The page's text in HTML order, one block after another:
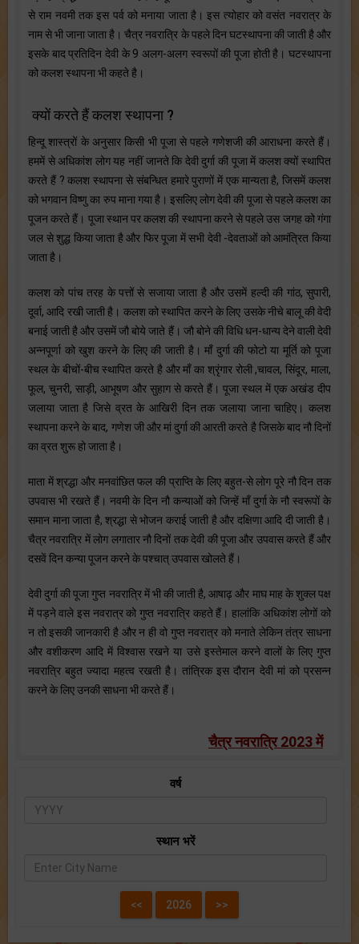
से राम नवमी तक इस पर्व को मनाया जाता है। इस त्योहार को वसंत नवरात्र के
नाम से भी जाना जाता है। चैत्र नवरात्रि के पहले दिन घटस्थापना की जाती है और
इसके बाद प्रतिदिन देवी के 9 अलग-अलग स्वरूपों की पूजा होती है। घटस्थापना
को कलश स्थापना भी कहते है।
क्यों करते हैं कलश स्थापना ?
हिन्दू शास्त्रों के अनुसार किसी भी पूजा से पहले गणेशजी की आराधना करते हैं।
हममें से अधिकांश लोग यह नहीं जानते कि देवी दुर्गा की पूजा में कलश क्यों स्थापित
करते हैं ? कलश स्थापना से संबन्धित हमारे पुराणों में एक मान्यता है, जिसमें कलश
को भगवान विष्णु का रुप माना गया है। इसलिए लोग देवी की पूजा से पहले कलश का
पूजन करते हैं। पूजा स्थान पर कलश की स्थापना करने से पहले उस जगह को गंगा
जल से शुद्ध किया जाता है और फिर पूजा में सभी देवी -देवताओं को आमंत्रित किया
जाता है।
कलश को पांच तरह के पत्तों से सजाया जाता है और उसमें हल्दी की गांठ, सुपारी,
दूर्वा, आदि रखी जाती है। कलश को स्थापित करने के लिए उसके नीचे बालू की वेदी
बनाई जाती है और उसमें जौ बोये जाते हैं। जौ बोने की विधि धन-धान्य देने वाली देवी
अन्नपूर्णा को खुश करने के लिए की जाती है। माँ दुर्गा की फोटो या मूर्ति को पूजा
स्थल के बीचों-बीच स्थापित करते है और माँ का श्रृंगार रोली ,चावल, सिंदूर, माला,
फूल, चुनरी, साड़ी, आभूषण और सुहाग से करते हैं। पूजा स्थल में एक अखंड दीप
जलाया जाता है जिसे व्रत के आखिरी दिन तक जलाया जाना चाहिए। कलश
स्थापना करने के बाद, गणेश जी और मां दुर्गा की आरती करते है जिसके बाद नौ दिनों
का व्रत शुरू हो जाता है।
माता में श्रद्धा और मनवांछित फल की प्राप्ति के लिए बहुत-से लोग पूरे नौ दिन तक
उपवास भी रखते हैं। नवमी के दिन नौ कन्याओं को जिन्हें माँ दुर्गा के नौ स्वरूपों के
समान माना जाता है, श्रद्धा से भोजन कराई जाती है और दक्षिणा आदि दी जाती है।
चैत्र नवरात्रि में लोग लगातार नौ दिनों तक देवी की पूजा और उपवास करते हैं और
दसवें दिन कन्या पूजन करने के पश्चात् उपवास खोलते हैं।
देवी दुर्गा की पूजा गुप्त नवरात्रि में भी की जाती है, आषाढ़ और माघ माह के शुक्ल पक्ष
में पड़ने वाले इस नवरात्र को गुप्त नवरात्रि कहते हैं। हालांकि अधिकांश लोगों को
न तो इसकी जानकारी है और न ही वो गुप्त नवरात्र को मनाते लेकिन तंत्र साधना
और वशीकरण आदि में विश्वास रखने या उसे इस्तेमाल करने वालों के लिए गुप्त
नवरात्रि बहुत ज्यादा महत्व रखती है। तांत्रिक इस दौरान देवी मां को प्रसन्न
करने के लिए उनकी साधना भी करते हैं।
चैत्र नवरात्रि 2023 में
वर्ष
स्थान भरें